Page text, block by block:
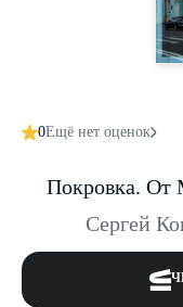
0Ещё нет оценок
Покровка. От
Сергей